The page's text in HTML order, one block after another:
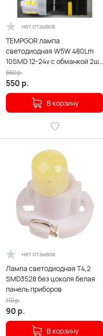
нет отзывов
TEMPGOR лампа
светодиодная W5W 480Lm
10SMD 12-24v с обманкой 2шт
гарантия 1мес
550 р.
660р.
В корзину
нет отзывов
Лампа светодиодная T4,2
SMD3528 без цоколя белая
панель приборов
90 р.
110р.
В корзину